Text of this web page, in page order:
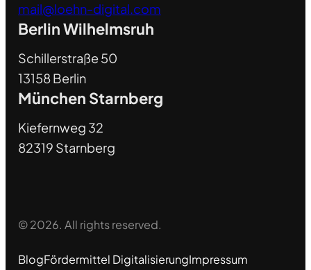
mail@loehn-digital.com
Berlin Wilhelmsruh
Schillerstraße 50
13158 Berlin
München Starnberg
Kiefernweg 32
82319 Starnberg
© 2026. All rights reserved.
BlogFördermittel DigitalisierungImpressum